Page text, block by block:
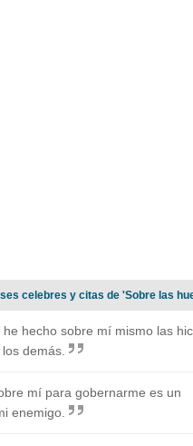
celebres y citas de 'Sobre las
hecho sobre mí mismo las
demás.
mí para gobernarme es un
enemigo.